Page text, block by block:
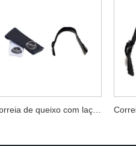
Correia de queixo com laço e fivela acessórios para capacete de jogador de hóquei